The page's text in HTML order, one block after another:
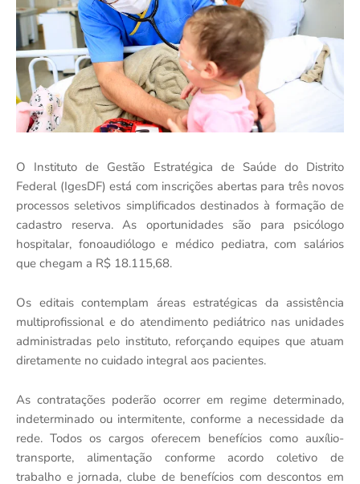
O Instituto de Gestão Estratégica de Saúde do Distrito
Federal (IgesDF) está com inscrições abertas para três novos
processos seletivos simplificados destinados à formação de
cadastro reserva. As oportunidades são para psicólogo
hospitalar, fonoaudiólogo e médico pediatra, com salários
que chegam a R$ 18.115,68.
Os editais contemplam áreas estratégicas da assistência
multiprofissional e do atendimento pediátrico nas unidades
administradas pelo instituto, reforçando equipes que atuam
diretamente no cuidado integral aos pacientes.
As contratações poderão ocorrer em regime determinado,
indeterminado ou intermitente, conforme a necessidade da
rede. Todos os cargos oferecem benefícios como auxílio-
transporte, alimentação conforme acordo coletivo de
trabalho e jornada, clube de benefícios com descontos em